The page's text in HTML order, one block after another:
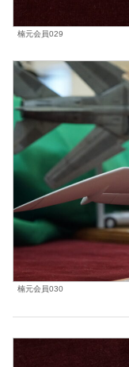
楠元会員029
楠元会員030